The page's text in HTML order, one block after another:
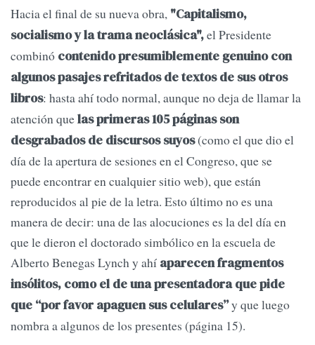
Hacia el final de su nueva obra, "Capitalismo,
socialismo y la trama neoclásica",el Presidente
combinó contenido presumiblemente genuino con
algunos pasajes refritados de textos de sus otros
libros: hasta ahí todo normal, aunque no deja de llamar la
atención quelas primeras 105 páginas son
desgrabados de discursos suyos(como el que dio el
día de la apertura de sesiones en el Congreso, que se
puede encontrar en cualquier sitio web), que están
reproducidos al pie de la letra. Esto último no es una
manera de decir: una de las alocuciones es la del día en
que le dieron el doctorado simbólico en la escuela de
Alberto Benegas Lynch y ahí aparecen fragmentos
insólitos, como el de una presentadora que pide
que “por favor apaguen sus celulares”y que luego
nombra a algunos de los presentes (página 15).